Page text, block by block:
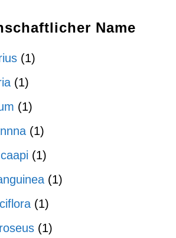
Name
(1)
(1)
(1)
(1)
(1)
(1)
(1)
(1)